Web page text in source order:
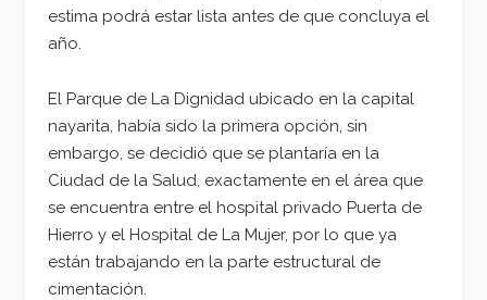
estima podrá estar lista antes de que concluya el
año.
El Parque de La Dignidad ubicado en la capital
nayarita, había sido la primera opción, sin
embargo, se decidió que se plantaría en la
Ciudad de la Salud, exactamente en el área que
se encuentra entre el hospital privado Puerta de
Hierro y el Hospital de La Mujer, por lo que ya
están trabajando en la parte estructural de
cimentación.